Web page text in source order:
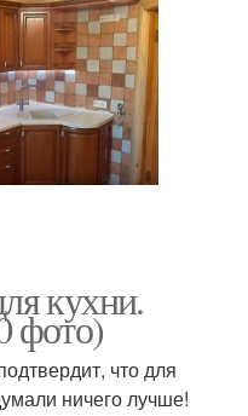
кухни.
фото)
что для
ничего лучше!